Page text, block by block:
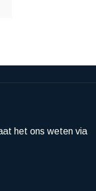
het ons weten via